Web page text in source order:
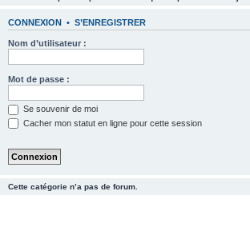
CONNEXION • S’ENREGISTRER
Nom d’utilisateur :
Mot de passe :
Se souvenir de moi
Cacher mon statut en ligne pour cette session
Cette catégorie n’a pas de forum.